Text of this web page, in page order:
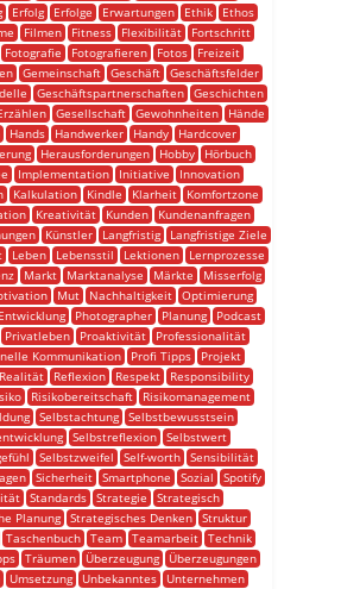
Erfolg Erfolge Erwartungen Ethik
Ethos
Filmen Fitness Flexibilität
Fortschritt
Fotografie Fotografieren Fotos
Freizeit
Gemeinschaft Geschäft
Geschäftsfelder
Geschäftspartnerschaften
Geschichten
Gesellschaft Gewohnheiten
Hände
Hands Handwerker Handy
Hardcover
Herausforderungen Hobby
Hörbuch
Implementation Initiative
Innovation
Kalkulation Kindle Klarheit
Komfortzone
Kreativität Kunden
Kundenanfragen
Künstler Langfristig
Langfristige Ziele
Leben Lebensstil Lektionen
Lernprozesse
Markt Marktanalyse Märkte
Misserfolg
Mut Nachhaltigkeit Optimierung
Photographer Planung
Podcast
Privatleben Proaktivität
Professionalität
Kommunikation
Profi Tipps
Projekt
Realität Reflexion Respekt
Responsibility
Risikobereitschaft
Risikomanagement
Selbstachtung
Selbstbewusstsein
Selbstreflexion Selbstwert
Selbstzweifel Self-worth
Sensibilität
Sicherheit Smartphone Sozial
Spotify
Standards Strategie
Strategisch
Planung
Strategisches Denken
Struktur
Taschenbuch Team Teamarbeit
Technik
Träumen Überzeugung
Überzeugungen
Umsetzung Unbekanntes
Unternehmen